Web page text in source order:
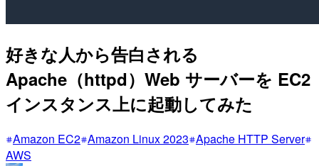
好きな人から告白される
Apache（httpd）Web サーバーを EC2
インスタンス上に起動してみた
Amazon EC2 Amazon Linux 2023 Apache HTTP Server
AWS